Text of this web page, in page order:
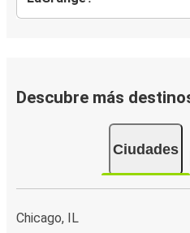
Descubre más
Ciudades
Chicago, IL